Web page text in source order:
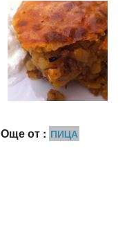
Още от : ПИЦА